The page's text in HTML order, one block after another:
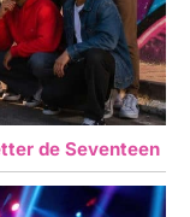
de Seventeen